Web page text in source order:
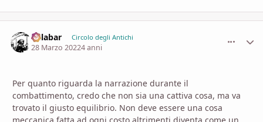
Calabar Circolo degli Antichi
28 Marzo 20224 anni
Per quanto riguarda la narrazione durante il
combattimento, credo che non sia una cattiva cosa, ma va
trovato il giusto equilibrio. Non deve essere una cosa